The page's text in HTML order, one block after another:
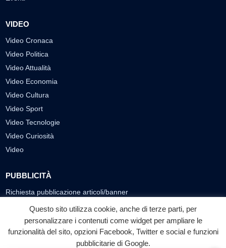
VIDEO
Video Cronaca
Video Politica
Video Attualità
Video Economia
Video Cultura
Video Sport
Video Tecnologie
Video Curiosità
Video
PUBBLICITÀ
Richiesta pubblicazione articoli/banner
SEGUICI SUI SOCIAL
f ◎ ▶
Questo sito utilizza cookie, anche di terze parti, per
personalizzare i contenuti come widget per ampliare le
funzionalità del sito, opzioni Facebook, Twitter e social e funzioni
pubblicitarie di Google.